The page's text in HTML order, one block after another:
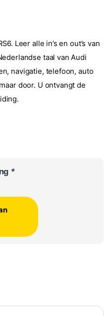
Leer alle in’s en out’s van
taal van Audi
navigatie, telefoon, auto
door. U ontvangt de
*